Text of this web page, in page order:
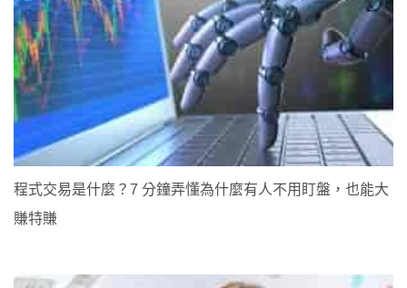
程式交易是什麼？7 分鐘弄懂為什麼有人不用盯盤，也能大
賺特賺